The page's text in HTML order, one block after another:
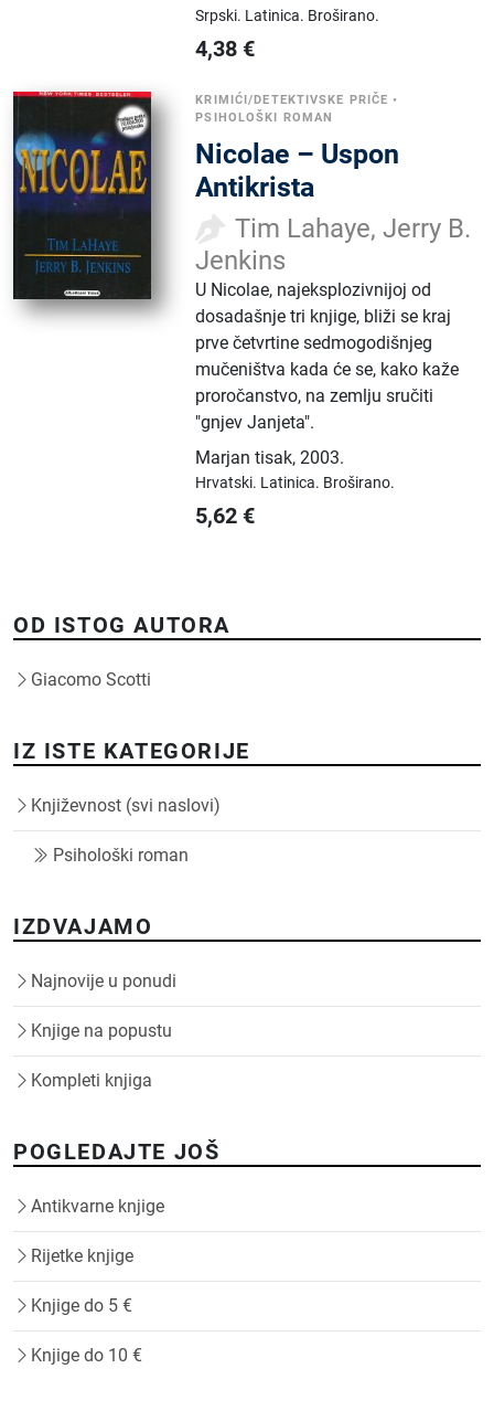
Srpski. Latinica. Broširano.
4,38 €
KRIMIĆI/DETEKTIVSKE PRIČE •
PSIHOLOŠKI ROMAN
Nicolae – Uspon
Antikrista
Tim Lahaye, Jerry B.
Jenkins
U Nicolae, najeksplozivnijoj od
dosadašnje tri knjige, bliži se kraj
prve četvrtine sedmogodišnjeg
mučeništva kada će se, kako kaže
proročanstvo, na zemlju sručiti
"gnjev Janjeta".
Marjan tisak,2003.
Hrvatski. Latinica. Broširano.
5,62 €
OD ISTOG AUTORA
Giacomo Scotti
IZ ISTE KATEGORIJE
Književnost (svi naslovi)
Psihološki roman
IZDVAJAMO
Najnovije u ponudi
Knjige na popustu
Kompleti knjiga
POGLEDAJTE JOŠ
Antikvarne knjige
Rijetke knjige
Knjige do 5 €
Knjige do 10 €